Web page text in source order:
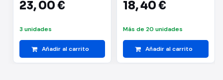
23,00 €
3 unidades
Añadir al carrito
18,40 €
Más de 20 unidades
Añadir al carrito